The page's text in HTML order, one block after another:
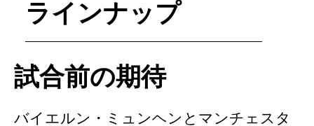
ラインナップ
試合前の期待
バイエルン・ミュンヘンとマンチェスタ